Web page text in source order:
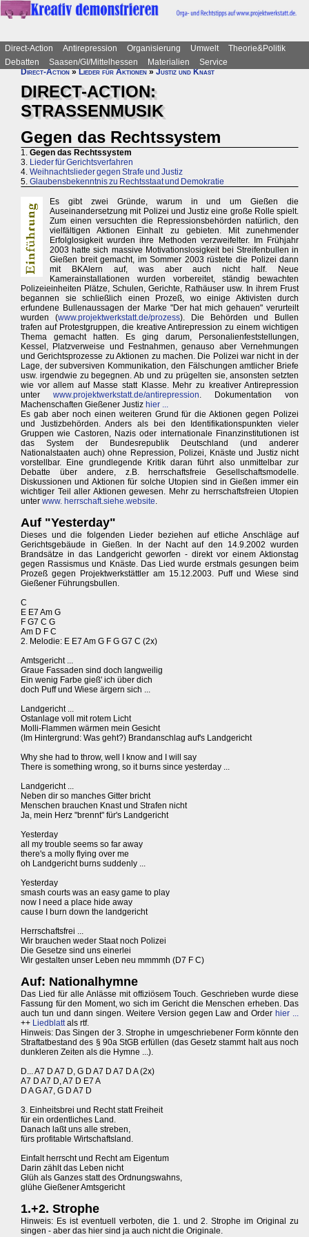
Direct-Action Antirepression Organisierung Umwelt
Theorie&Politik
Debatten
Saasen/GI/Mittelhessen Materialien
Service
Direct-Action»Lieder für Aktionen»Justiz und Knast
DIRECT-ACTION:
STRASSENMUSIK
Gegen das Rechtssystem
1. Gegen das Rechtssystem
3. Lieder für Gerichtsverfahren
4. Weihnachtslieder gegen Strafe und Justiz
5. Glaubensbekenntnis zu Rechtsstaat und Demokratie
Es gibt zwei Gründe, warum in und um Gießen die
Auseinandersetzung mit Polizei und Justiz eine große Rolle spielt.
Zum einen versuchten die Repressionsbehörden natürlich, den
vielfältigen Aktionen Einhalt zu gebieten. Mit zunehmender
Erfolglosigkeit wurden ihre Methoden verzweifelter. Im Frühjahr
2003 hatte sich massive Motivationslosigkeit bei Streifenbullen in
Gießen breit gemacht, im Sommer 2003 rüstete die Polizei dann
mit BKAlern auf, was aber auch nicht half. Neue
Kamerainstallationen wurden vorbereitet, ständig bewachten
Polizeieinheiten Plätze, Schulen, Gerichte, Rathäuser usw. In ihrem Frust
begannen sie schließlich einen Prozeß, wo einige Aktivisten durch
erfundene Bullenaussagen der Marke "Der hat mich gehauen" verurteilt
wurden (www.projektwerkstatt.de/prozess). Die Behörden und Bullen
trafen auf Protestgruppen, die kreative Antirepression zu einem wichtigen
Thema gemacht hatten. Es ging darum, Personalienfeststellungen,
Kessel, Platzverweise und Festnahmen, genauso aber Vernehmungen
und Gerichtsprozesse zu Aktionen zu machen. Die Polizei war nicht in der
Lage, der subversiven Kommunikation, den Fälschungen amtlicher Briefe
usw. irgendwie zu begegnen. Ab und zu prügelten sie, ansonsten setzten
wie vor allem auf Masse statt Klasse. Mehr zu kreativer Antirepression
unterwww.projektwerkstatt.de/antirepression. Dokumentation von
Machenschaften Gießener Justiz hier ...
Es gab aber noch einen weiteren Grund für die Aktionen gegen Polizei
und Justizbehörden. Anders als bei den Identifikationspunkten vieler
Gruppen wie Castoren, Nazis oder internationale Finanzinstitutionen ist
das System der Bundesrepublik Deutschland (und anderer
Nationalstaaten auch) ohne Repression, Polizei, Knäste und Justiz nicht
vorstellbar. Eine grundlegende Kritik daran führt also unmittelbar zur
Debatte über andere, z.B. herrschaftsfreie Gesellschaftsmodelle.
Diskussionen und Aktionen für solche Utopien sind in Gießen immer ein
wichtiger Teil aller Aktionen gewesen. Mehr zu herrschaftsfreien Utopien
unter www. herrschaft.siehe.website.
Auf "Yesterday"
Dieses und die folgenden Lieder beziehen auf etliche Anschläge auf
Gerichtsgebäude in Gießen. In der Nacht auf den 14.9.2002 wurden
Brandsätze in das Landgericht geworfen - direkt vor einem Aktionstag
gegen Rassismus und Knäste. Das Lied wurde erstmals gesungen beim
Prozeß gegen Projektwerkstättler am 15.12.2003. Puff und Wiese sind
Gießener Führungsbullen.
C
E E7 Am G
F G7 C G
Am D F C
2. Melodie: E E7 Am G F G G7 C (2x)
Amtsgericht ...
Graue Fassaden sind doch langweilig
Ein wenig Farbe gieß' ich über dich
doch Puff und Wiese ärgern sich ...
Landgericht ...
Ostanlage voll mit rotem Licht
Molli-Flammen wärmen mein Gesicht
(Im Hintergrund: Was geht?) Brandanschlag auf's Landgericht
Why she had to throw, well I know and I will say
There is something wrong, so it burns since yesterday ...
Landgericht ...
Neben dir so manches Gitter bricht
Menschen brauchen Knast und Strafen nicht
Ja, mein Herz "brennt" für's Landgericht
Yesterday
all my trouble seems so far away
there's a molly flying over me
oh Landgericht burns suddenly ...
Yesterday
smash courts was an easy game to play
now I need a place hide away
cause I burn down the landgericht
Herrschaftsfrei ...
Wir brauchen weder Staat noch Polizei
Die Gesetze sind uns einerlei
Wir gestalten unser Leben neu mmmmh (D7 F C)
Auf: Nationalhymne
Das Lied für alle Anlässe mit offiziösem Touch. Geschrieben wurde diese
Fassung für den Moment, wo sich im Gericht die Menschen erheben. Das
auch tun und dann singen. Weitere Version gegen Law and Order hier ...
++ Liedblattals rtf.
Hinweis: Das Singen der 3. Strophe in umgeschriebener Form könnte den
Straftatbestand des § 90a StGB erfüllen (das Gesetz stammt halt aus noch
dunkleren Zeiten als die Hymne ...).
D... A7 D A7 D, G D A7 D A7 D A (2x)
A7 D A7 D, A7 D E7 A
D A G A7, G D A7 D
3. Einheitsbrei und Recht statt Freiheit
für ein ordentliches Land.
Danach laßt uns alle streben,
fürs profitable Wirtschaftsland.
Einfalt herrscht und Recht am Eigentum
Darin zählt das Leben nicht
Glüh als Ganzes statt des Ordnungswahns,
glühe Gießener Amtsgericht
1.+2. Strophe
Hinweis: Es ist eventuell verboten, die 1. und 2. Strophe im Original zu
singen - aber das hier sind ja auch nicht die Originale.